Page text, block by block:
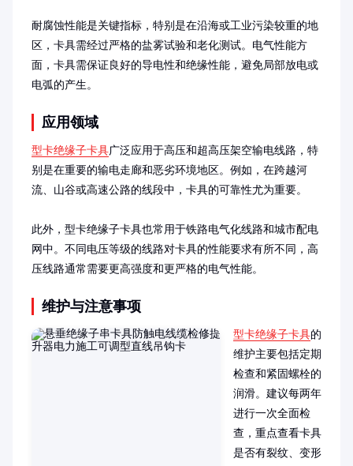
耐腐蚀性能是关键指标，特别是在沿海或工业污染较重的地
区，卡具需经过严格的盐雾试验和老化测试。电气性能方
面，卡具需保证良好的导电性和绝缘性能，避免局部放电或
电弧的产生。
应用领域
型卡绝缘子卡具广泛应用于高压和超高压架空输电线路，特
别是在重要的输电走廊和恶劣环境地区。例如，在跨越河
流、山谷或高速公路的线段中，卡具的可靠性尤为重要。
此外，型卡绝缘子卡具也常用于铁路电气化线路和城市配电
网中。不同电压等级的线路对卡具的性能要求有所不同，高
压线路通常需要更高强度和更严格的电气性能。
维护与注意事项
型卡绝缘子卡具的
维护主要包括定期
检查和紧固螺栓的
润滑。建议每两年
进行一次全面检
查，重点查看卡具
是否有裂纹、变形